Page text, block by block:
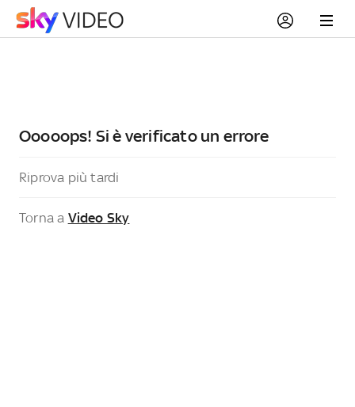
Ooooops! Si è verificato un errore
Riprova più tardi
Torna a Video Sky